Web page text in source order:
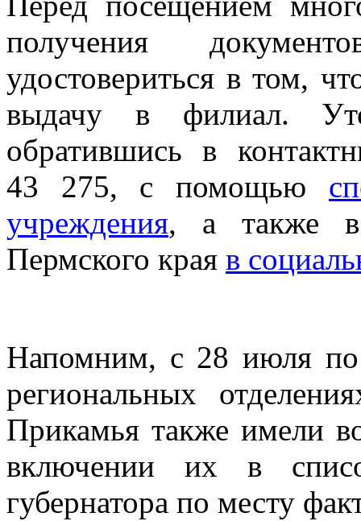
получения
удостовериться в том,
выдачу в филиал.
обратившись в
43 275, с помощью
учреждения, а также
Пермского края в
Напомним, с 28 июля по
региональных
Прикамья также имели
включении их в
губернатора по месту